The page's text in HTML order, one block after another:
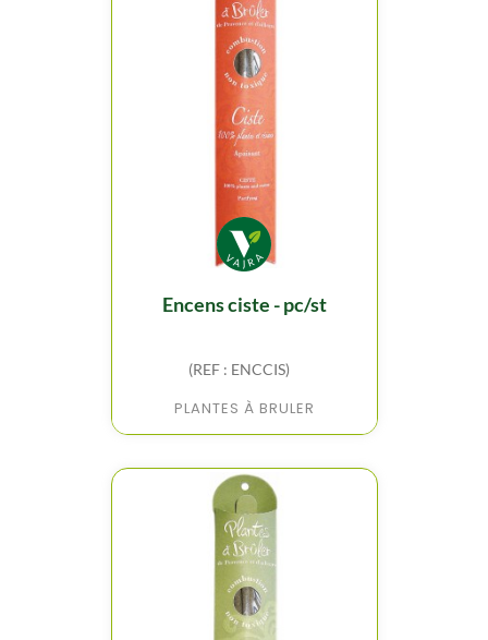
encens ciste - pc/st
(REF : ENCCIS)
PLANTES À BRULER